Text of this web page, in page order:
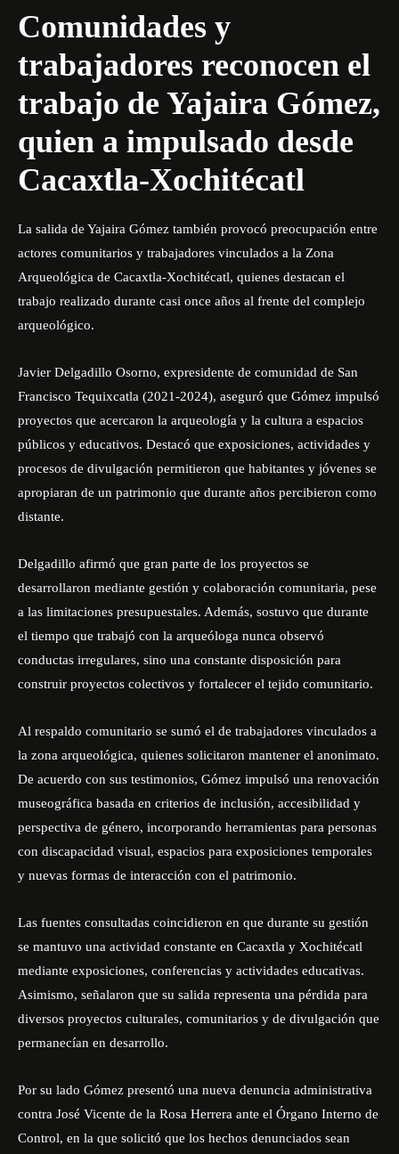
Comunidades y
trabajadores reconocen el
trabajo de Yajaira Gómez,
quien a impulsado desde
Cacaxtla-Xochitécatl
La salida de Yajaira Gómez también provocó preocupación entre
actores comunitarios y trabajadores vinculados a la Zona
Arqueológica de Cacaxtla-Xochitécatl, quienes destacan el
trabajo realizado durante casi once años al frente del complejo
arqueológico.
Javier Delgadillo Osorno, expresidente de comunidad de San
Francisco Tequixcatla (2021-2024), aseguró que Gómez impulsó
proyectos que acercaron la arqueología y la cultura a espacios
públicos y educativos. Destacó que exposiciones, actividades y
procesos de divulgación permitieron que habitantes y jóvenes se
apropiaran de un patrimonio que durante años percibieron como
distante.
Delgadillo afirmó que gran parte de los proyectos se
desarrollaron mediante gestión y colaboración comunitaria, pese
a las limitaciones presupuestales. Además, sostuvo que durante
el tiempo que trabajó con la arqueóloga nunca observó
conductas irregulares, sino una constante disposición para
construir proyectos colectivos y fortalecer el tejido comunitario.
Al respaldo comunitario se sumó el de trabajadores vinculados a
la zona arqueológica, quienes solicitaron mantener el anonimato.
De acuerdo con sus testimonios, Gómez impulsó una renovación
museográfica basada en criterios de inclusión, accesibilidad y
perspectiva de género, incorporando herramientas para personas
con discapacidad visual, espacios para exposiciones temporales
y nuevas formas de interacción con el patrimonio.
Las fuentes consultadas coincidieron en que durante su gestión
se mantuvo una actividad constante en Cacaxtla y Xochitécatl
mediante exposiciones, conferencias y actividades educativas.
Asimismo, señalaron que su salida representa una pérdida para
diversos proyectos culturales, comunitarios y de divulgación que
permanecían en desarrollo.
Por su lado Gómez presentó una nueva denuncia administrativa
contra José Vicente de la Rosa Herrera ante el Órgano Interno de
Control, en la que solicitó que los hechos denunciados sean